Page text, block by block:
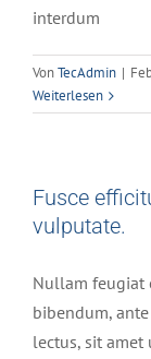
interdum
VonTecAdmin |
Weiterlesen
Fusce
vulputate.
Nullam feugiat
bibendum,
lectus, sit